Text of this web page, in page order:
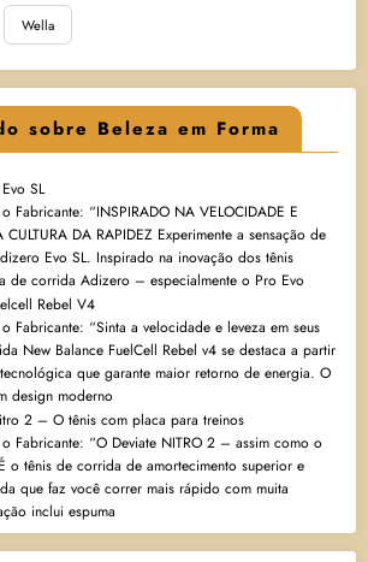
Wella
sobre Beleza em Forma
SL
Fabricante: “INSPIRADO NA VELOCIDADE E
CULTURA DA RAPIDEZ Experimente a sensação de
Evo SL. Inspirado na inovação dos tênis
de corrida Adizero – especialmente o Pro Evo
Rebel V4
Fabricante: “Sinta a velocidade e leveza em seus
New Balance FuelCell Rebel v4 se destaca a partir
que garante maior retorno de energia. O
design moderno
2 – O tênis com placa para treinos
Fabricante: “O Deviate NITRO 2 – assim como o
o tênis de corrida de amortecimento superior e
que faz você correr mais rápido com muita
inclui espuma